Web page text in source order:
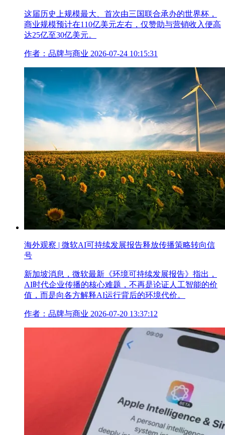
这届历史上规模最大、首次由三国联合承办的世界杯，
商业规模预计在110亿美元左右，仅赞助与营销收入便高
达25亿至30亿美元。
作者：品牌与商业 2026-07-24 10:15:31
海外观察 | 微软AI可持续发展报告释放传播策略转向信
号
新加坡消息，微软最新《环境可持续发展报告》指出，
AI时代企业传播的核心难题，不再是论证人工智能的价
值，而是向各方解释AI运行背后的环境代价。
作者：品牌与商业 2026-07-20 13:37:12